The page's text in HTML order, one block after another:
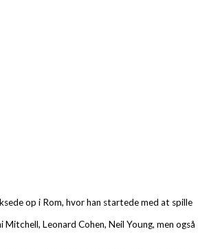
op i Rom, hvor han startede med at spille
Leonard Cohen, Neil Young, men også